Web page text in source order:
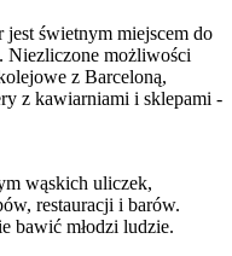
jest świetnym miejscem do
Niezliczone możliwości
z Barceloną,
z kawiarniami i sklepami -
wąskich uliczek,
restauracji i barów.
bawić młodzi ludzie.